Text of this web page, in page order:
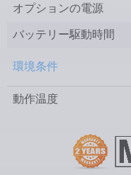
オプションの電源
バッテリー駆動時間
環境条件
動作温度